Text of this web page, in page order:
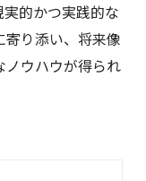
的かつ実践的な
り添い、将来像
ノウハウが得られ